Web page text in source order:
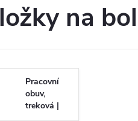
na
Pracovní
obuv,
treková |
delší chůze,